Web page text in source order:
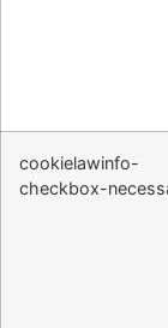
cookielawinfo-
checkbox-